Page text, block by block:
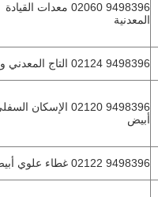
9498396 02060 معدات القيادة
المعدنية
9498396 02124 التاج المعدني والعتاد
9498396 02120 الإسكان
أبيض
9498396 02122 غطاء علوي أبيض